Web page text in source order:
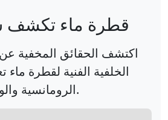
قطرة ماء تكشف
اكتشف الحقائق المخفية
الخلفية الفنية لقطرة
الرومانسية والولاء.